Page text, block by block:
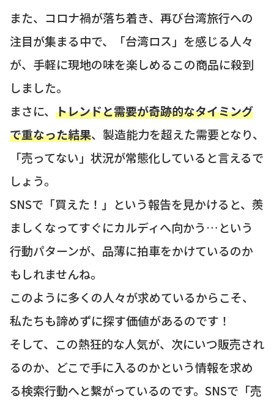
また、コロナ禍が落ち着き、再び台湾旅行への
注目が集まる中で、「台湾ロス」を感じる人々
が、手軽に現地の味を楽しめるこの商品に殺到
しました。
まさに、 トレンドと需要が奇跡的なタイミング
で重なった結果、製造能力を超えた需要となり、
「売ってない」状況が常態化していると言えるで
しょう。
SNSで「買えた！」という報告を見かけると、羨
ましくなってすぐにカルディへ向かう…という
行動パターンが、品薄に拍車をかけているのか
もしれませんね。
このように多くの人々が求めているからこそ、
私たちも諦めずに探す価値があるのです！
そして、この熱狂的な人気が、次にいつ販売され
るのか、どこで手に入るのかという情報を求め
る検索行動へと繋がっているのです。SNSで「売